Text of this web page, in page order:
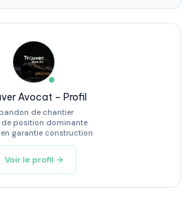
Avocat – Profil
de chantier
de position dominante
garantie construction
Voir le profil →